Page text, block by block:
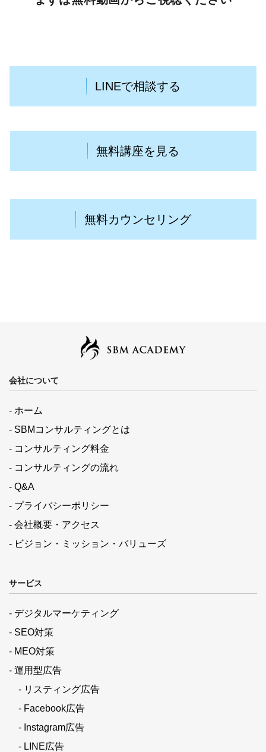
LINEで相談する
無料講座を見る
無料カウンセリング
会社について
- ホーム
- SBMコンサルティングとは
- コンサルティング料金
- コンサルティングの流れ
- Q&A
- プライバシーポリシー
- 会社概要・アクセス
- ビジョン・ミッション・バリューズ
サービス
- デジタルマーケティング
- SEO対策
- MEO対策
- 運用型広告
- リスティング広告
- Facebook広告
- Instagram広告
- LINE広告